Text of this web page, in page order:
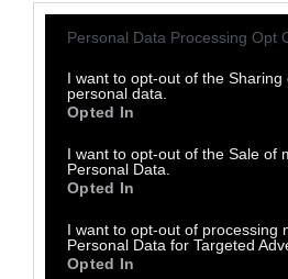
Personal Data Processing Opt
I want to opt-out of the Sharing
personal data.
Opted In
I want to opt-out of the Sale of
Personal Data.
Opted In
I want to opt-out of processing
Personal Data for Targeted
Opted In
πήγε στο Γραφείο του
να κάνει παράσταση
Στο επεισόδιο
Μεϊμαράκης, ο οποίος
τη Λιάνα Κανέλλη. Η
απάντησε ότι η συγγνώμη
Βουλής δεν την καλύπτει,